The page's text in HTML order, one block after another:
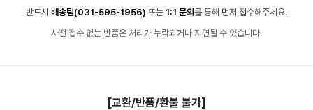
반드시 배송팀(031-595-1956) 또는 1:1 문의 를 통해 먼저 접수해주세요.
사전 접수 없는 반품은 처리가 누락되거나 지연될 수 있습니다.
[교환/반품/환불 불가]